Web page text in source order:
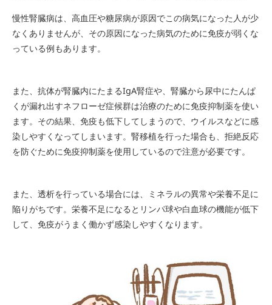
慢性腎臓病は、高血圧や糖尿病が原因でこの病気になった人が少
なくありませんが、その原因になった病気のために免疫が弱くな
っている例もあります。
また、抗体が腎臓内にたまるIgA腎症や、腎臓から尿中にたんぱ
くが漏れ出すネフローゼ症候群は治療のために免疫抑制薬を使い
ます。その結果、免疫も低下してしまうので、ウイルスなどに感
染しやすくなってしまいます。腎移植を行った場合も、拒絶反応
を防ぐために免疫抑制薬を使用しているので注意が必要です。
また、透析を行っている場合には、ミネラルの異常や栄養不足に
陥りがちです。栄養不足になるとリンパ球や白血球の機能が低下
して、免疫がうまく働かず感染しやすくなります。